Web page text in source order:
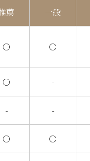
薦 一般
○ ○
○ -
- -
○ ○